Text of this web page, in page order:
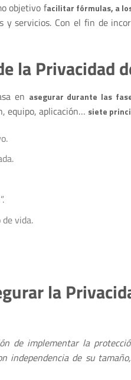
objetivo facilitar fórmulas, a
y servicios. Con el fin de
la Privacidad
en asegurar durante las
equipo, aplicación… siete
vida.
la
de implementar la
independencia de su